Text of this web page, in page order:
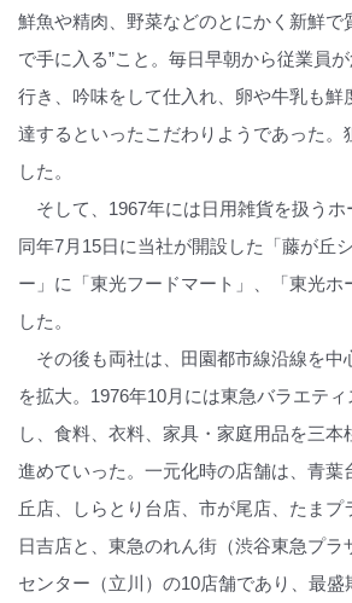
鮮魚や精肉、野菜などのとにかく新鮮で
で手に入る”こと。毎日早朝から従業員
行き、吟味をして仕入れ、卵や牛乳も鮮
達するといったこだわりようであった。
した。
そして、1967年には日用雑貨を扱うホ
同年7月15日に当社が開設した「藤が丘
ー」に「東光フードマート」、「東光ホ
した。
その後も両社は、田園都市線沿線を中
を拡大。1976年10月には東急バラエテ
し、食料、衣料、家具・家庭用品を三本
進めていった。一元化時の店舗は、青葉
丘店、しらとり台店、市が尾店、たまプ
日吉店と、東急のれん街（渋谷東急プラ
センター（立川）の10店舗であり、最盛